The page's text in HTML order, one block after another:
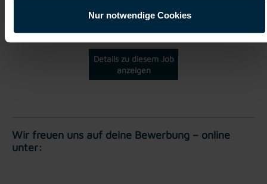
Nur notwendige Cookies
Details zu diesem Job
anzeigen
Wir freuen uns auf deine Bewerbung – online
unter: